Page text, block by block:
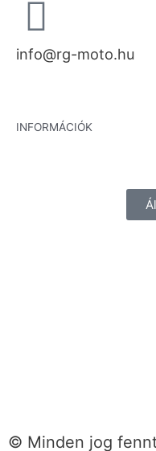
info@rg-moto.hu
INFORMÁCIÓK
© Minden jog